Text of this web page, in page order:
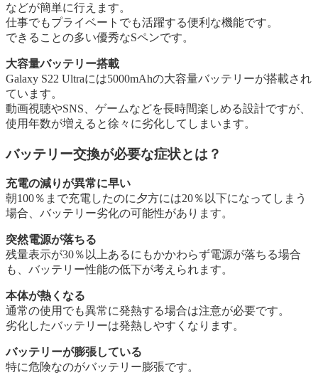
などが簡単に行えます。
仕事でもプライベートでも活躍する便利な機能です。
できることの多い優秀なSペンです。
大容量バッテリー搭載
Galaxy S22 Ultraには5000mAhの大容量バッテリーが搭載され
ています。
動画視聴やSNS、ゲームなどを長時間楽しめる設計ですが、
使用年数が増えると徐々に劣化してしまいます。
バッテリー交換が必要な症状とは？
充電の減りが異常に早い
朝100％まで充電したのに夕方には20％以下になってしまう
場合、バッテリー劣化の可能性があります。
突然電源が落ちる
残量表示が30％以上あるにもかかわらず電源が落ちる場合
も、バッテリー性能の低下が考えられます。
本体が熱くなる
通常の使用でも異常に発熱する場合は注意が必要です。
劣化したバッテリーは発熱しやすくなります。
バッテリーが膨張している
特に危険なのがバッテリー膨張です。